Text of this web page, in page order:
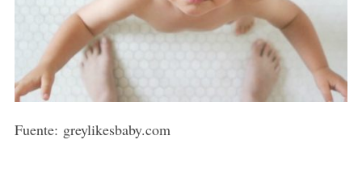
Fuente: greylikesbaby.com